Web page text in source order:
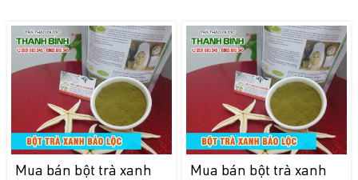
Mua bán bột trà xanh
Mua bán bột trà xanh